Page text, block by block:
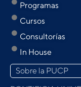
Programas
Cursos
Consultorías
In House
Sobre la PUCP